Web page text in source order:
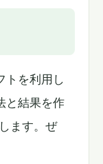
トを利用し
と結果を作
ます。ぜ